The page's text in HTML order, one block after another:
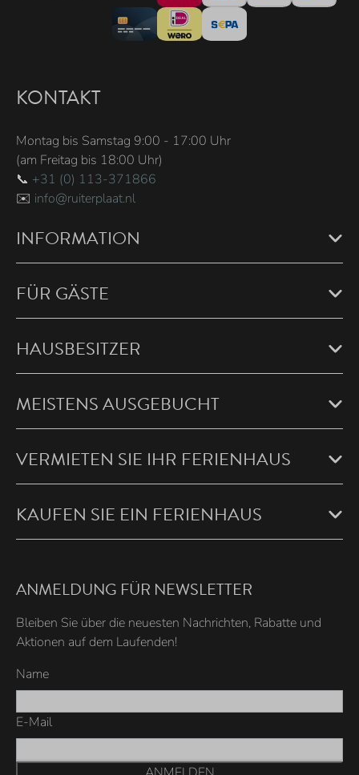
KONTAKT
Montag bis Samstag 9:00 - 17:00 Uhr
(am Freitag bis 18:00 Uhr)
📞 +31 (0) 113-371866
✉️ info@ruiterplaat.nl
INFORMATION
FÜR GÄSTE
HAUSBESITZER
MEISTENS AUSGEBUCHT
VERMIETEN SIE IHR FERIENHAUS
KAUFEN SIE EIN FERIENHAUS
ANMELDUNG FÜR NEWSLETTER
Bleiben Sie über die neuesten Nachrichten, Rabatte und
Aktionen auf dem Laufenden!
Name
E-Mail